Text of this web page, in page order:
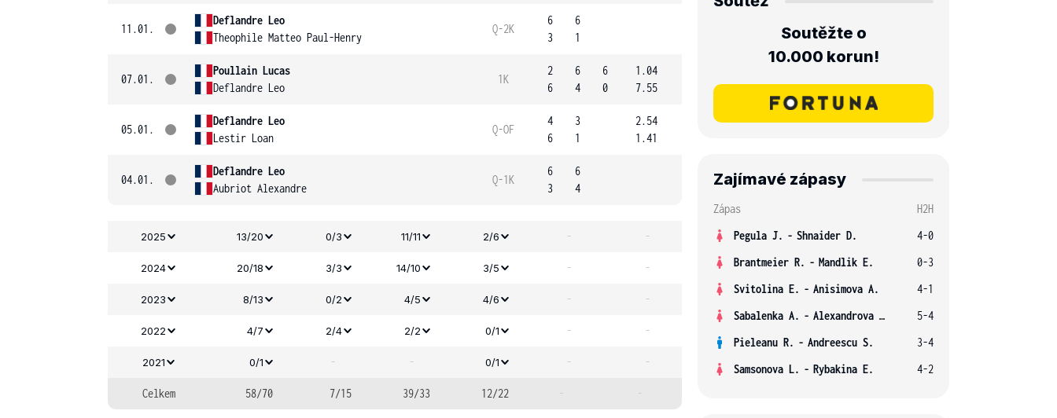
11.01.
Deflandre Leo
Theophile Matteo Paul-Henry
Q-2K
6
3
6
1
07.01.
Poullain Lucas
Deflandre Leo
1K
2
6
6
4
6
0
1.04
7.55
05.01.
Deflandre Leo
Lestir Loan
Q-OF
4
6
3
1
2.54
1.41
04.01.
Deflandre Leo
Aubriot Alexandre
Q-1K
6
3
6
4
2025 13/20 0/3 11/11 2/6 - -
2024 20/18 3/3 14/10 3/5 - -
2023 8/13 0/2 4/5 4/6 - -
2022 4/7 2/4 2/2 0/1 - -
2021 0/1 - - 0/1 - -
Celkem 58/70 7/15 39/33 12/22 - -
Soutěžte o
10.000 korun!
Zajímavé zápasy
Zápas
H2H
Pegula J. - Shnaider D.
4-0
Brantmeier R. - Mandlik E.
0-3
Svitolina E. - Anisimova A.
4-1
Sabalenka A. - Alexandrova E.
5-4
Pieleanu R. - Andreescu S.
3-4
Samsonova L. - Rybakina E. 4-2